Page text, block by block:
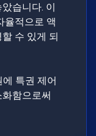
습니다. 이
율적으로 액
수 있게 되
특권 제어
함으로써